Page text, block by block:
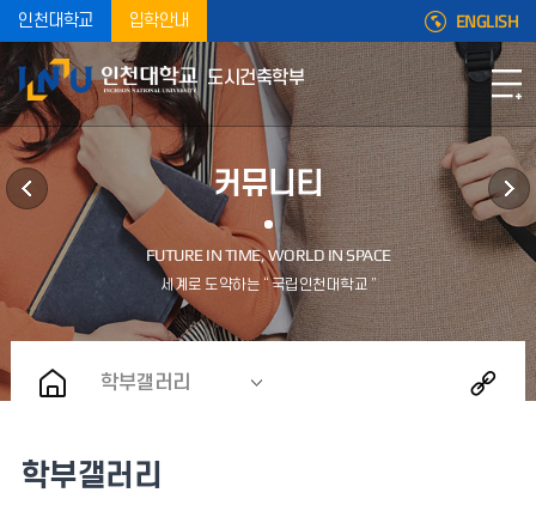
인천대학교 입학안내 ENGLISH
도시건축학부
커뮤니티
학부갤러리
학부갤러리